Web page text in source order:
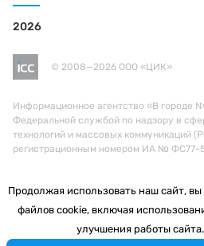
2026
© 2008—2026 ООО «ЦИК»
Информационное агентство «В городе
Федеральной службой по надзору в
технологий и массовых коммуникаций
регистрационным номером ИА № ФС77-
Продолжая использовать наш сайт, вы
файлов cookie, включая
улучшения работы сайта.